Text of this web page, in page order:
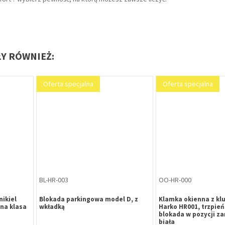
RÓWNIEŻ:
RY-FM-003
Rygiel nawierzchniowy FAPIM 3715
225x24,5x10 szary
ZP-CZ-971
Zamek główny
Metalplast-
ocynk biały